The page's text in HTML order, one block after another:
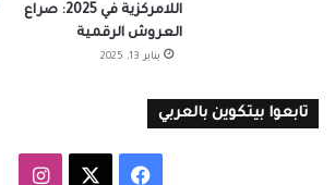
اللامركزية في 2025: صراع
العروش الرقمية
يناير 13, 2025
تابعوا بيتكوين بالعربي
فيسبوك